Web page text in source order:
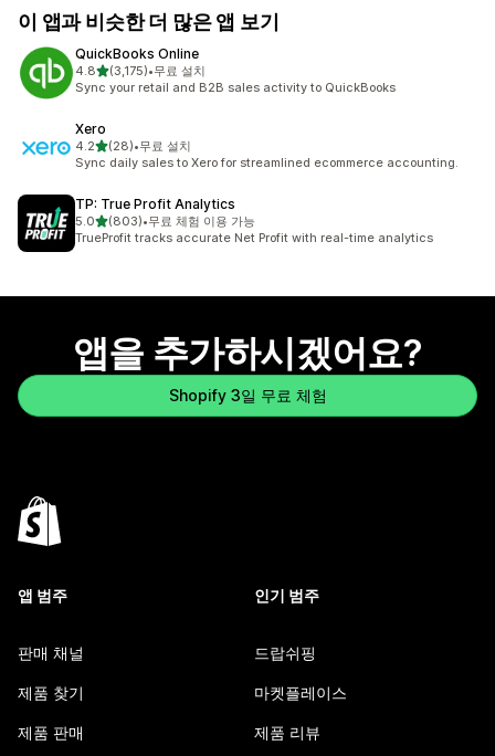
이 앱과 비슷한 더 많은 앱 보기
QuickBooks Online
4.8별 5개 중
(3,175)
총 리뷰 3175개
•무료 설치
Sync your retail and B2B sales activity to QuickBooks
Xero
4.2별 5개 중
(28)
총 리뷰 28개
•무료 설치
Sync daily sales to Xero for streamlined ecommerce accounting.
TP: True Profit Analytics
5.0별 5개 중
(803)
총 리뷰 803개
•무료 체험 이용 가능
TrueProfit tracks accurate Net Profit with real-time analytics
앱을 추가하시겠어요?
Shopify 3일 무료 체험
앱 범주
판매 채널
제품 찾기
제품 판매
인기 범주
드랍쉬핑
마켓플레이스
제품 리뷰